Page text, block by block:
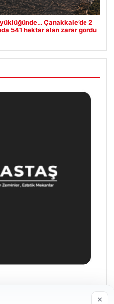
Çanakkale’de 2
541 hektar alan zarar gördü
×